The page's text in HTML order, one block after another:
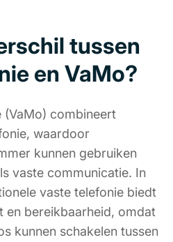
tussen
en VaMo?
(VaMo) combineert
waardoor
kunnen gebruiken
vaste communicatie. In
vaste telefonie biedt
en bereikbaarheid, omdat
kunnen schakelen tussen